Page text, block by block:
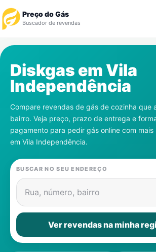
Preço do Gás
Buscador de revendas
Revendedor
Notícias
Cadastre-se
Gás
Contatos
Diskgas em Vila
Independência
Compare revendas de gás de cozinha que
bairro. Veja preço, prazo de entrega e
pagamento para pedir gás online com
em Vila Independência.
BUSCAR NO SEU ENDEREÇO
Rua, número, bairro
Ver revendas na minha